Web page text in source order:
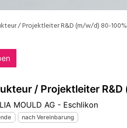
Temporär (befristet)
Ferienjob
Human Resources
Controlling, Treuhand,
Facility Management,
Berufe, Kundendienst,
/ Projektleiter R&D (m/w/d) 80-100%